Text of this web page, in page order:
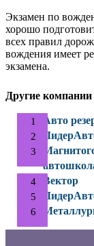
Экзамен по
хорошо
всех правил
вождения имеет
экзамена.
Другие
Авто
Вектор